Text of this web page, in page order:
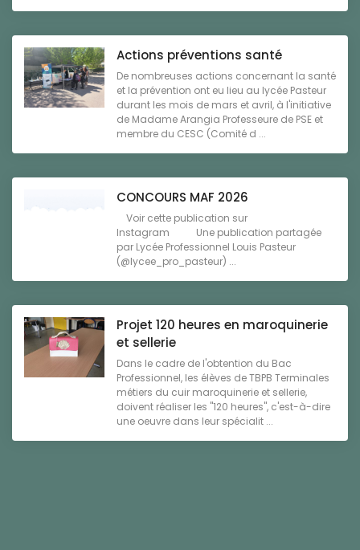
Actions préventions santé
De nombreuses actions concernant la santé
et la prévention ont eu lieu au lycée Pasteur
durant les mois de mars et avril, à l'initiative
de Madame Arangia Professeure de PSE et
membre du CESC (Comité d ...
CONCOURS MAF 2026
Voir cette publication sur
Instagram Une publication partagée
par Lycée Professionnel Louis Pasteur
(@lycee_pro_pasteur) ...
Projet 120 heures en maroquinerie
et sellerie
Dans le cadre de l'obtention du Bac
Professionnel, les élèves de TBPB Terminales
métiers du cuir maroquinerie et sellerie,
doivent réaliser les "120 heures", c'est-à-dire
une oeuvre dans leur spécialit ...